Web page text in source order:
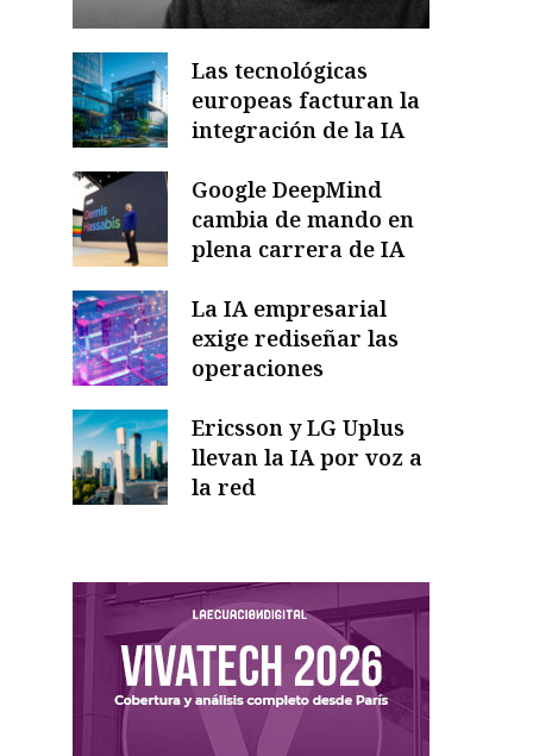
Las tecnológicas
europeas facturan la
integración de la IA
Google DeepMind
cambia de mando en
plena carrera de IA
La IA empresarial
exige rediseñar las
operaciones
Ericsson y LG Uplus
llevan la IA por voz a
la red